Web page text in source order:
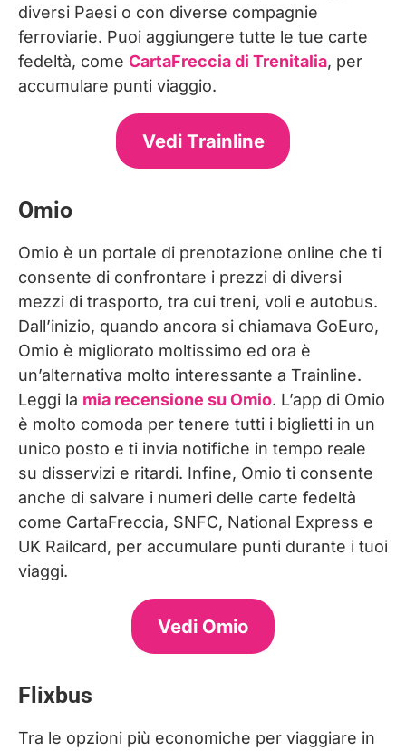
diversi Paesi o con diverse compagnie
ferroviarie. Puoi aggiungere tutte le tue carte
fedeltà, come CartaFreccia di Trenitalia, per
accumulare punti viaggio.
Vedi Trainline
Omio
Omio è un portale di prenotazione online che ti
consente di confrontare i prezzi di diversi
mezzi di trasporto, tra cui treni, voli e autobus.
Dall’inizio, quando ancora si chiamava GoEuro,
Omio è migliorato moltissimo ed ora è
un’alternativa molto interessante a Trainline.
Leggi la mia recensione su Omio. L’app di Omio
è molto comoda per tenere tutti i biglietti in un
unico posto e ti invia notifiche in tempo reale
su disservizi e ritardi. Infine, Omio ti consente
anche di salvare i numeri delle carte fedeltà
come CartaFreccia, SNFC, National Express e
UK Railcard, per accumulare punti durante i tuoi
viaggi.
Vedi Omio
Flixbus
Tra le opzioni più economiche per viaggiare in